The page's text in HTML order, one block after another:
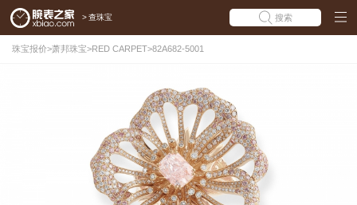
> 查珠宝 搜索
珠宝报价>萧邦珠宝>RED CARPET>82A682-5001